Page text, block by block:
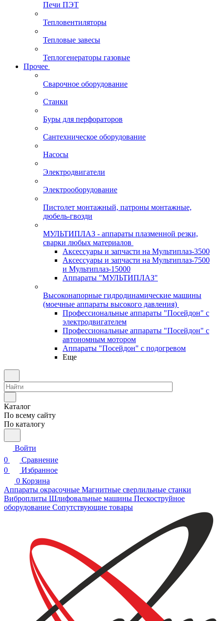
Печи ПЭТ
Тепловентиляторы
Тепловые завесы
Теплогенераторы газовые
Прочее
Сварочное оборудование
Станки
Буры для перфораторов
Сантехническое оборудование
Насосы
Электродвигатели
Электрооборудование
Пистолет монтажный, патроны монтажные,
дюбель-гвозди
МУЛЬТИПЛАЗ - аппараты плазменной резки,
сварки любых материалов
Аксессуары и запчасти на Мультиплаз-3500
Аксессуары и запчасти на Мультиплаз-7500
и Мультиплаз-15000
Аппараты "МУЛЬТИПЛАЗ"
Высоконапорные гидродинамические машины
(моечные аппараты высокого давления)
Профессиональные аппараты "Посейдон" с
электродвигателем
Профессиональные аппараты "Посейдон" с
автономным мотором
Аппараты "Посейдон" с подогревом
Еще
Каталог
По всему сайту
По каталогу
Войти
0
Сравнение
0
Избранное
0 Корзина
Аппараты окрасочные Магнитные сверлильные станки
Виброплиты Шлифовальные машины Пескоструйное
оборудование Сопутствующие товары